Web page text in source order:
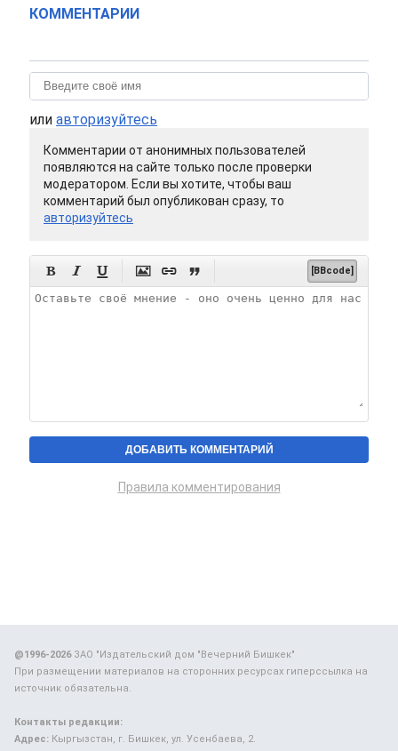
КОММЕНТАРИИ
или авторизуйтесь
Комментарии от анонимных пользователей
появляются на сайте только после проверки
модератором. Если вы хотите, чтобы ваш
комментарий был опубликован сразу, то
авторизуйтесь
      [BBcode]
Правила комментирования
@1996-2026ЗАО "Издательский дом "Вечерний Бишкек"
При размещении материалов на сторонних ресурсах гиперссылка на
источник обязательна.
Контакты редакции:
Адрес: Кыргызстан, г. Бишкек, ул. Усенбаева, 2.